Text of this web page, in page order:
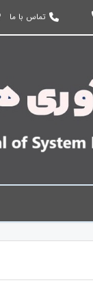
تماس با ما